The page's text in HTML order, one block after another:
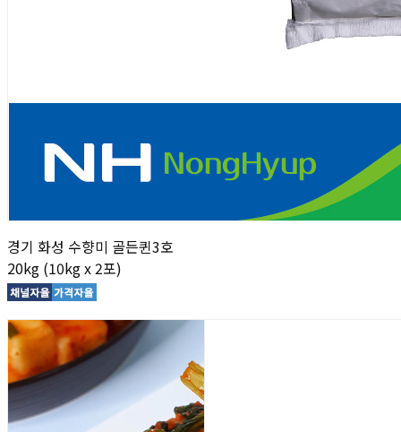
경기 화성 수향미 골든퀸3호
20kg (10kg x 2포)